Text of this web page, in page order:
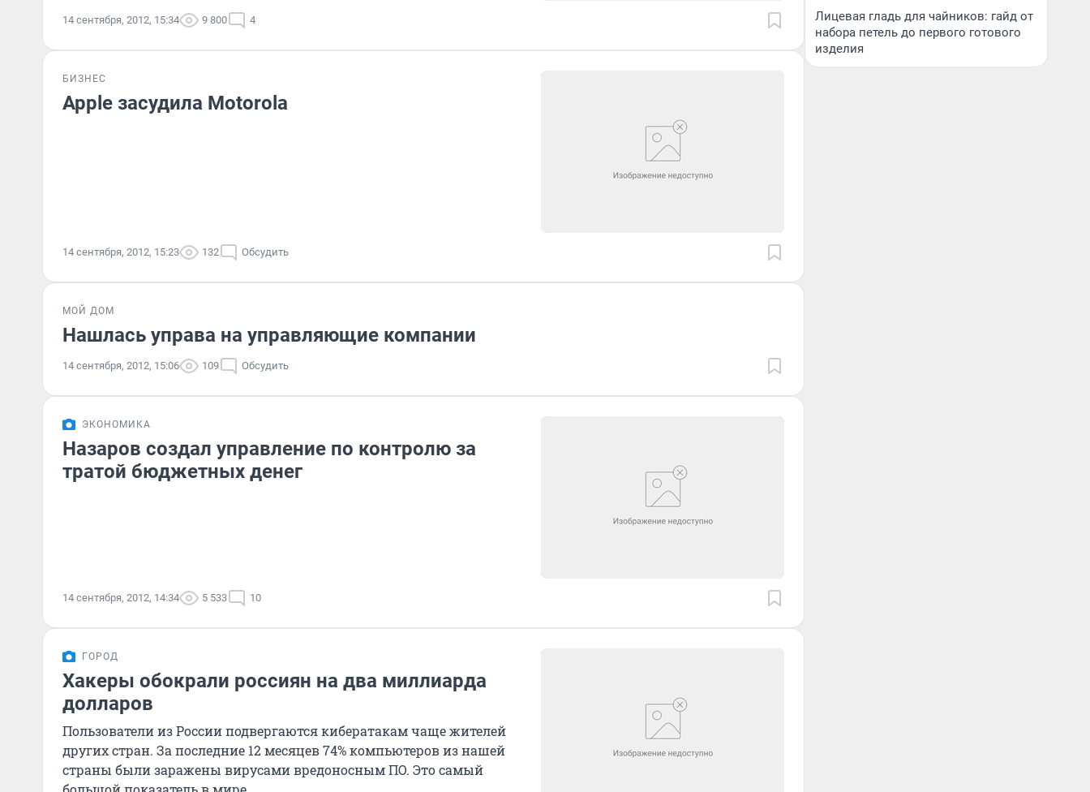
14 сентября, 2012, 15:34 9 800 4
БИЗНЕС
Apple засудила Motorola
14 сентября, 2012, 15:23 132 Обсудить
МОЙ ДОМ
Нашлась управа на управляющие компании
14 сентября, 2012, 15:06 109 Обсудить
ЭКОНОМИКА
Назаров создал управление по контролю за
тратой бюджетных денег
14 сентября, 2012, 14:34 5 533 10
ГОРОД
Хакеры обокрали россиян на два миллиарда
долларов
Пользователи из России подвергаются кибератакам чаще жителей
других стран. За последние 12 месяцев 74% компьютеров из нашей
страны были заражены вирусами вредоносным ПО. Это самый
Лицевая гладь для чайников: гайд от
набора петель до первого готового
изделия